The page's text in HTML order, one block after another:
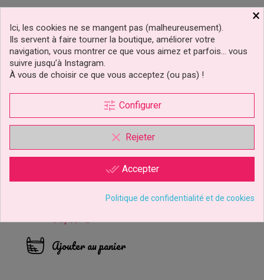
Kit D’emporte-Pièces
11,49 €
Ajouter au panier
×
Ici, les cookies ne se mangent pas (malheureusement).
Ils servent à faire tourner la boutique, améliorer votre
navigation, vous montrer ce que vous aimez et parfois… vous
suivre jusqu’à Instagram.
À vous de choisir ce que vous acceptez (ou pas) !
tune Configurer
clear Rejeter
done_all Accepter
Politique de confidentialité et de cookies